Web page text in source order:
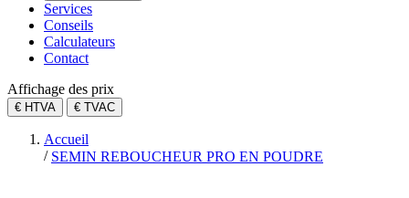
Services
Conseils
Calculateurs
Contact
Affichage des prix
€ HTVA € TVAC
Accueil
/ SEMIN REBOUCHEUR PRO EN POUDRE